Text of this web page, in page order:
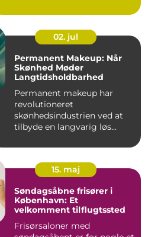
02. jul
Permanent Makeup: Når
Skønhed Møder
Langtidsholdbarhed
Permanent makeup har
revolutioneret
skønhedsindustrien ved at
tilbyde en langvarig løs...
15. maj
Søndagsåbne frisører i
København: Et
velkomment tilflugtssted
Frisørsaloner med